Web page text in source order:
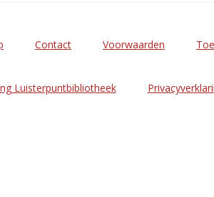
Contact Voorwaarden
Luisterpuntbibliotheek